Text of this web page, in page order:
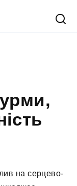
на серцево-